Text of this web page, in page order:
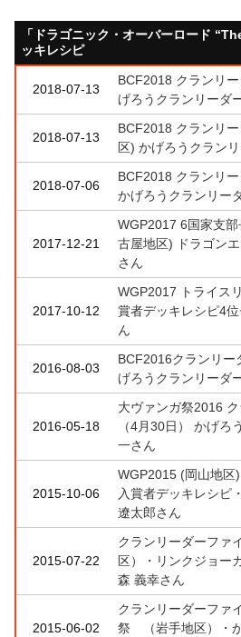
「ドラゴニック・オーバーロード
ッキレシピ
2018-07-13
BCF2018 クランリ
げろうクランリーダ
2018-07-13
BCF2018 クランリ
区) かげろうクラン
2018-07-06
BCF2018 クランリ
かげろうクランリー
2017-12-21
WGP2017 6国家支
古屋地区) ドラゴン
さん
2017-10-12
WGP2017 トライス
賞者デッキレシピ4
ん
2016-08-03
BCF2016クランリー
げろうクランリーダ
2016-05-18
大ヴァンガ祭2016
（4月30日） かげろ
一さん
2015-10-06
WGP2015 (岡山地区
入賞者デッキレシ
遼太郎さん
2015-07-22
クランリーダーファ
区）・リンクジョ
森 義幸さん
2015-06-02
クランリーダーファ
祭 （岩手地区）・